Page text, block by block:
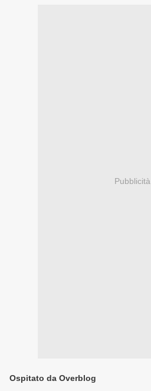
Pubblicità
Ospitato da Overblog